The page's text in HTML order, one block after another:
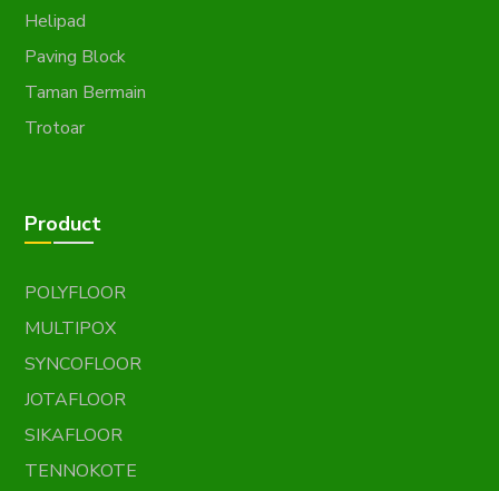
Helipad
Paving Block
Taman Bermain
Trotoar
Product
POLYFLOOR
MULTIPOX
SYNCOFLOOR
JOTAFLOOR
SIKAFLOOR
TENNOKOTE